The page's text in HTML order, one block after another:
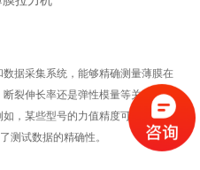
据采集系统，能够精确测量薄膜在
裂伸长率还是弹性模量等关键参
，某些型号的力值精度可达示值
测试数据的精确性。